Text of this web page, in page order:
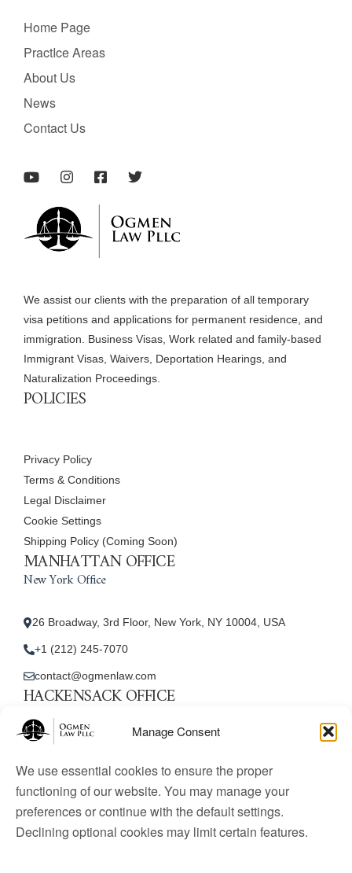
Manage Consent
We use essential cookies to ensure the proper
functioning of our website. You may manage your
preferences or continue with the default settings.
Declining optional cookies may limit certain features.
Home Page
PractIce Areas
About Us
News
Contact Us
We assist our clients with the preparation of all temporary
visa petitions and applications for permanent residence, and
immigration. Business Visas, Work related and family-based
Immigrant Visas, Waivers, Deportation Hearings, and
Naturalization Proceedings.
POLICIES
Privacy Policy
Terms & Conditions
Legal Disclaimer
Cookie Settings
Shipping Policy (Coming Soon)
MANHATTAN OFFICE
New York Office
26 Broadway, 3rd Floor, New York, NY 10004, USA
+1 (212) 245-7070
contact@ogmenlaw.com
HACKENSACK OFFICE
New Jersey Office
contact@ogmenlaw.com